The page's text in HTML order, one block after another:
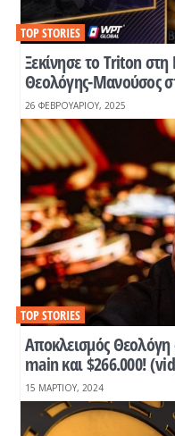
Ξεκίνησε το Triton
Θεολόγης-Μανούσος
TOP STORIES
26 ΦΕΒΡΟΥΑΡΊΟΥ, 2025
Αποκλεισμός
main και $266.000!
TOP STORIES
15 ΜΑΡΤΊΟΥ, 2024